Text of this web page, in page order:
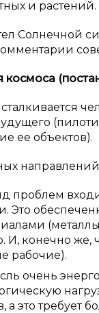
и растений.
Солнечной
космоса
ее объектов).
проблем
Это
конечно
рабочие).
очень
а это